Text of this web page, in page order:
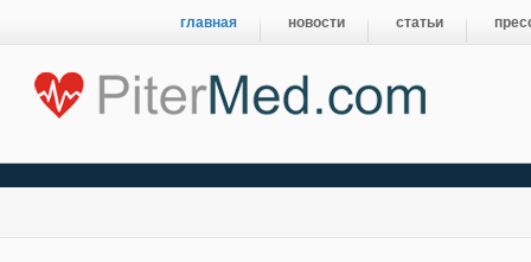
главная новости статьи